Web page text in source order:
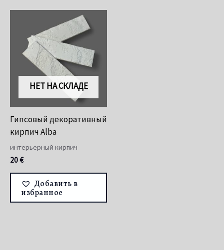
НЕТ НА СКЛАДЕ
Гипсовый декоративный
кирпич Alba
интерьерный кирпич
20€
Добавить в
избранное